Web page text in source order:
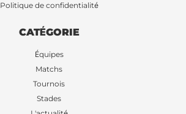
Politique de confidentialité
CATÉGORIE
Équipes
Matchs
Tournois
Stades